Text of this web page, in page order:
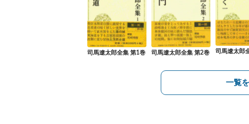
司馬遼太郎全集 第1巻 司馬遼太郎全集 第2巻 司馬遼太郎
一覧